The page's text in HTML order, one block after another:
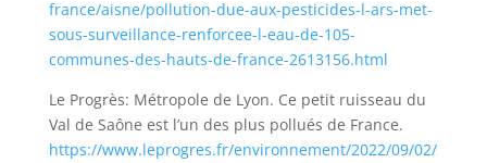
france/aisne/pollution-due-aux-pesticides-l-ars-met-
sous-surveillance-renforcee-l-eau-de-105-
communes-des-hauts-de-france-2613156.html
Le Progrès: Métropole de Lyon. Ce petit ruisseau du
Val de Saône est l’un des plus pollués de France.
https://www.leprogres.fr/environnement/2022/09/02/